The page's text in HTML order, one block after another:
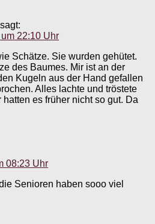
sagt:
22:10 Uhr
Schätze. Sie wurden gehütet.
des Baumes. Mir ist an der
Kugeln aus der Hand gefallen
Alles lachte und tröstete
es früher nicht so gut. Da
08:23 Uhr
Senioren haben sooo viel